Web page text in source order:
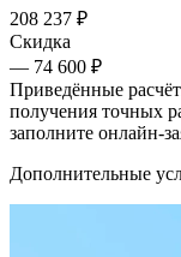
208 237 ₽
Скидка
— 74 600 ₽
Приведённые
получения точных
заполните онлайн-
Дополнительные